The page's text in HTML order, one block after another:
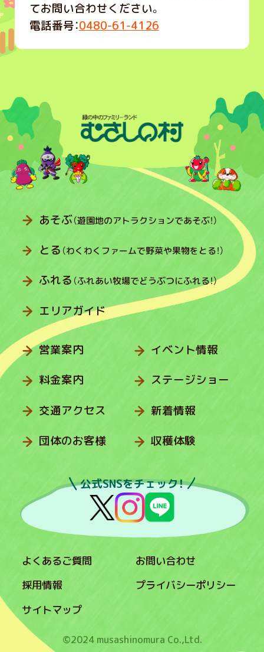
てお問い合わせください。
電話番号：0480-61-4126
あそぶ（遊園地のアトラクションであそぶ！）
とる （わくわくファームで野菜や果物をとる！）
ふれる （ふれあい牧場でどうぶつにふれる！）
エリアガイド
営業案内
料金案内
交通アクセス
団体のお客様
イベント情報
ステージショー
新着情報
収穫体験
公式SNSをチェック！
よくあるご質問
お問い合わせ
採用情報
プライバシーポリシー
サイトマップ
©2024 musashinomura Co.,Ltd.